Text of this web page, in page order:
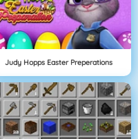
Judy Hopps Easter Preperations